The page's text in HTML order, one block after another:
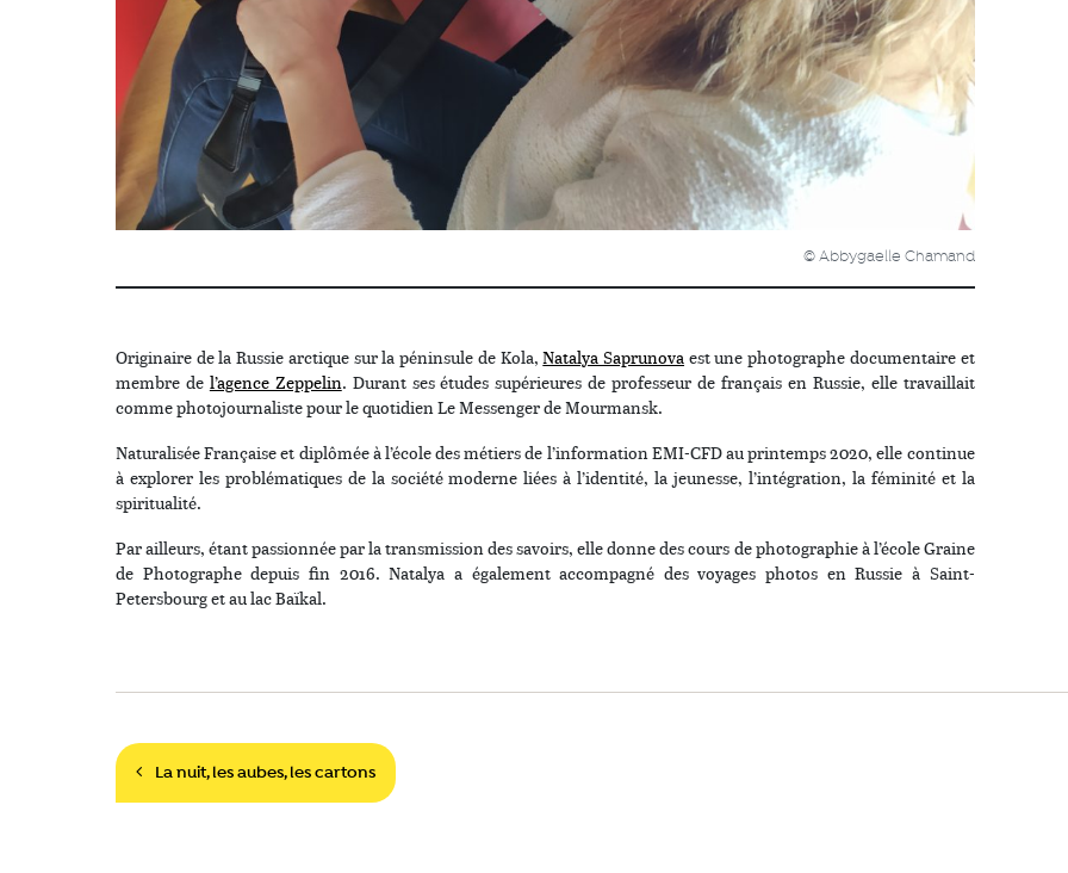
© Abbygaelle Chamand
Originaire de la Russie arctique sur la péninsule de Kola,Natalya Saprunova est une photographe documentaire et
membre de l’agence Zeppelin. Durant ses études supérieures de professeur de français en Russie, elle travaillait
comme photojournaliste pour le quotidien Le Messenger de Mourmansk.
Naturalisée Française et diplômée à l’école des métiers de l’information EMI-CFD au printemps 2020, elle continue
à explorer les problématiques de la société moderne liées à l’identité, la jeunesse, l’intégration, la féminité et la
spiritualité.
Par ailleurs, étant passionnée par la transmission des savoirs, elle donne des cours de photographie à l’école Graine
de Photographe depuis fin 2016. Natalya a également accompagné des voyages photos en Russie à Saint-
Petersbourg et au lac Baïkal.
Navigation
La nuit, les aubes, les cartons